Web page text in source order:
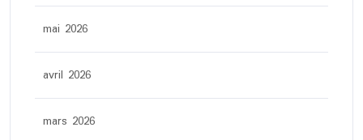
mai 2026
avril 2026
mars 2026